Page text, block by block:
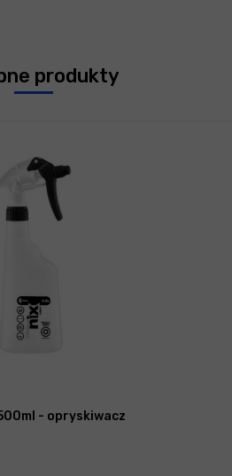
produkty
500ml - opryskiwacz